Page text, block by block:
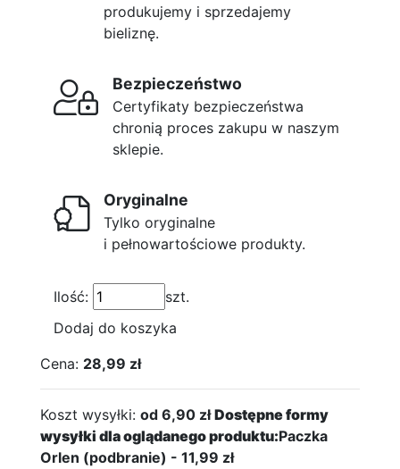
produkujemy i sprzedajemy
bieliznę.
Bezpieczeństwo
Certyfikaty bezpieczeństwa
chronią proces zakupu w naszym
sklepie.
Oryginalne
Tylko oryginalne
i pełnowartościowe produkty.
Ilość:
szt.
Dodaj do koszyka
Cena: 28,99 zł
Koszt wysyłki: od 6,90 złDostępne formy
wysyłki dla oglądanego produktu:Paczka
Orlen (podbranie) - 11,99 zł